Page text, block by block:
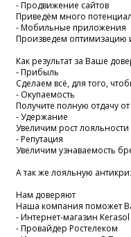
- Продвижение сайтов
Приведём много
- Мобильные приложения
Произведем оптимизацию
Как результат за Ваше
- Прибыль
Сделаем всё, для того,
- Окупаемость
Получите полную отдачу
- Удержание
Увеличим рост
- Репутация
Увеличим узнаваемость
А так же лояльную
Нам доверяют
Наша компания поможет
- Интернет-магазин Kerasol
- Провайдер Ростелеком